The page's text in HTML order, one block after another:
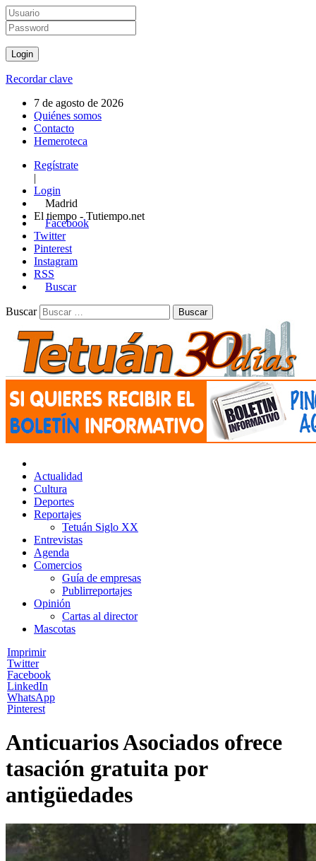
Recordar clave
7 de agosto de 2026
Quiénes somos
Contacto
Hemeroteca
Regístrate
|
Login
Madrid
El tiempo - Tutiempo.net
Facebook
Twitter
Pinterest
Instagram
RSS
Buscar
Buscar
Actualidad
Cultura
Deportes
Reportajes
Tetuán Siglo XX
Entrevistas
Agenda
Comercios
Guía de empresas
Publirreportajes
Opinión
Cartas al director
Mascotas
Imprimir
Twitter
Facebook
LinkedIn
WhatsApp
Pinterest
Anticuarios Asociados ofrece
tasación gratuita por
antigüedades